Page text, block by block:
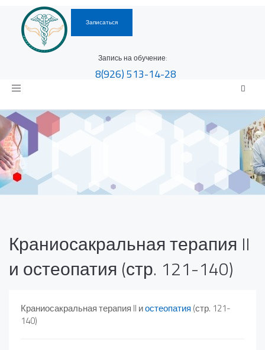
Записаться
Запись на обучение:
8(926)513-14-28
Toggle
Краниосакральная терапия II
и остеопатия (стр. 121-140)
Краниосакральная терапия II иостеопатия (стр. 121-
140)